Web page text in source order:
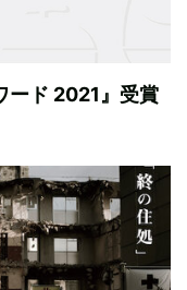
ード 2021』受賞